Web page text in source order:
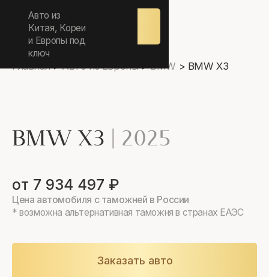
Авто из
Китая, Кореи
и Европы под
ключ
Оставить
заявку
Главная>Авто из Европы>BMW > BMW X3
BMW X3 | 2025
от 7 934 497 ₽
Цена автомобиля с таможней в России
* возможна альтернативная таможня в странах ЕАЭС
Заказать авто